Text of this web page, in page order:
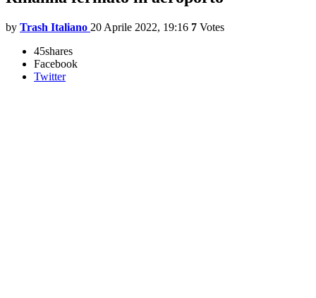
by Trash Italiano 20 Aprile 2022, 19:16 7 Votes
45shares
Facebook
Twitter